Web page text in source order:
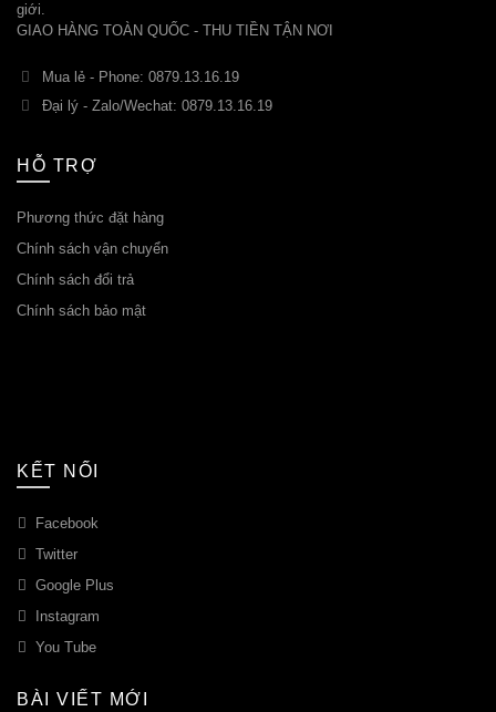
giới.
GIAO HÀNG TOÀN QUỐC - THU TIỀN TẬN NƠI
Mua lẻ - Phone: 0879.13.16.19
Đại lý - Zalo/Wechat: 0879.13.16.19
HỖ TRỢ
Phương thức đặt hàng
Chính sách vận chuyển
Chính sách đổi trả
Chính sách bảo mật
KẾT NỐI
Facebook
Twitter
Google Plus
Instagram
You Tube
BÀI VIẾT MỚI